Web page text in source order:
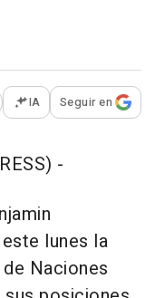
opciones para
IA Seguir en
-
lunes la
Naciones